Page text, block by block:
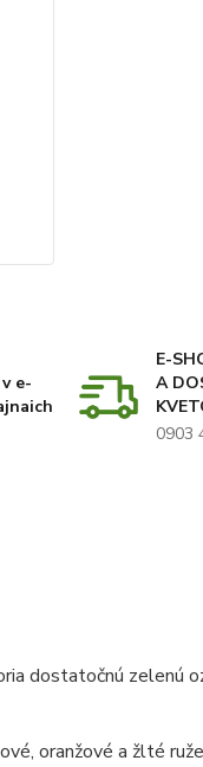
e-
E-
A
0903
dostatočnú zelenú
oranžové a žlté